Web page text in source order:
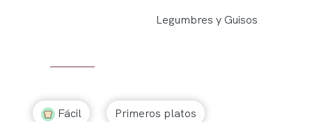
Legumbres y Guisos
Fácil Primeros platos